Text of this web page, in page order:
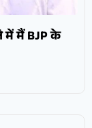
में मैं BJP के